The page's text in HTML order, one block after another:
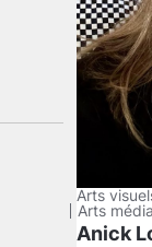
Arts
Arts
Anick